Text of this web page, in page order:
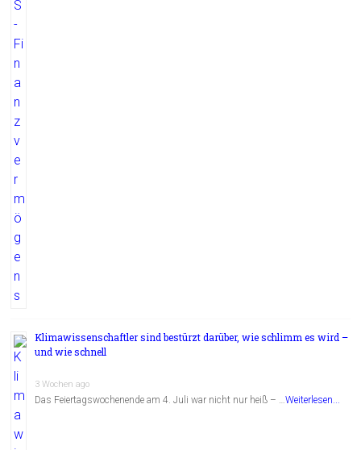
Klimawissenschaftler sind bestürzt darüber, wie schlimm es wird –
und wie schnell
3 Wochen ago
Das Feiertagswochenende am 4. Juli war nicht nur heiß – …Weiterlesen...